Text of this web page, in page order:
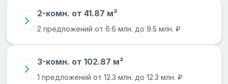
2-комн. от 41.87 м²
2 предложений от 6.6 млн. до 9.5 млн. ₽
3-комн. от 102.87 м²
1 предложений от 12.3 млн. до 12.3 млн. ₽